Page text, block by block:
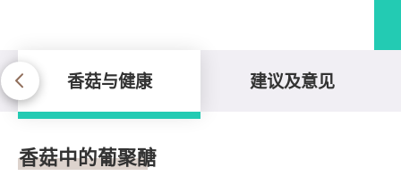
香菇与健康 建议及意见
香菇与健康
香菇中的葡聚醣